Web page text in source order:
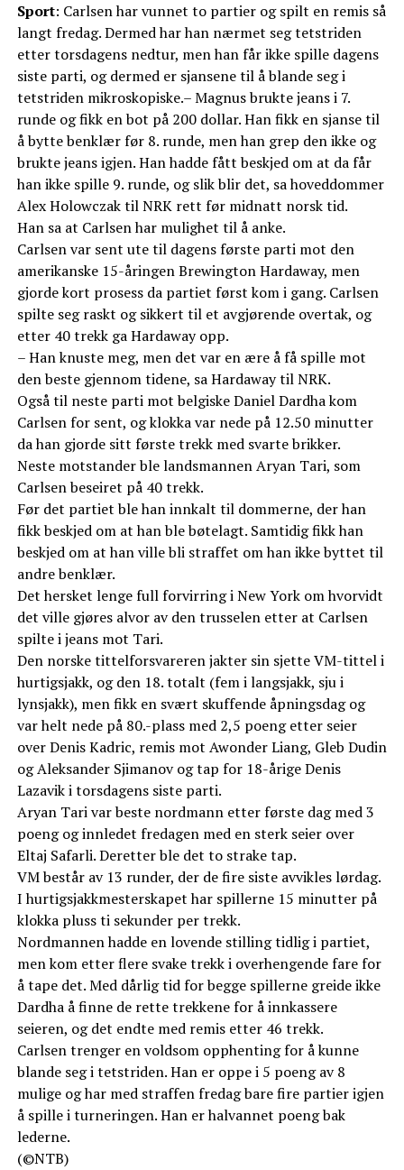
Sport: Carlsen har vunnet to partier og spilt en remis så
langt fredag. Dermed har han nærmet seg tetstriden
etter torsdagens nedtur, men han får ikke spille dagens
siste parti, og dermed er sjansene til å blande seg i
tetstriden mikroskopiske.– Magnus brukte jeans i 7.
runde og fikk en bot på 200 dollar. Han fikk en sjanse til
å bytte benklær før 8. runde, men han grep den ikke og
brukte jeans igjen. Han hadde fått beskjed om at da får
han ikke spille 9. runde, og slik blir det, sa hoveddommer
Alex Holowczak til NRK rett før midnatt norsk tid.
Han sa at Carlsen har mulighet til å anke.
Carlsen var sent ute til dagens første parti mot den
amerikanske 15-åringen Brewington Hardaway, men
gjorde kort prosess da partiet først kom i gang. Carlsen
spilte seg raskt og sikkert til et avgjørende overtak, og
etter 40 trekk ga Hardaway opp.
– Han knuste meg, men det var en ære å få spille mot
den beste gjennom tidene, sa Hardaway til NRK.
Også til neste parti mot belgiske Daniel Dardha kom
Carlsen for sent, og klokka var nede på 12.50 minutter
da han gjorde sitt første trekk med svarte brikker.
Neste motstander ble landsmannen Aryan Tari, som
Carlsen beseiret på 40 trekk.
Før det partiet ble han innkalt til dommerne, der han
fikk beskjed om at han ble bøtelagt. Samtidig fikk han
beskjed om at han ville bli straffet om han ikke byttet til
andre benklær.
Det hersket lenge full forvirring i New York om hvorvidt
det ville gjøres alvor av den trusselen etter at Carlsen
spilte i jeans mot Tari.
Den norske tittelforsvareren jakter sin sjette VM-tittel i
hurtigsjakk, og den 18. totalt (fem i langsjakk, sju i
lynsjakk), men fikk en svært skuffende åpningsdag og
var helt nede på 80.-plass med 2,5 poeng etter seier
over Denis Kadric, remis mot Awonder Liang, Gleb Dudin
og Aleksander Sjimanov og tap for 18-årige Denis
Lazavik i torsdagens siste parti.
Aryan Tari var beste nordmann etter første dag med 3
poeng og innledet fredagen med en sterk seier over
Eltaj Safarli. Deretter ble det to strake tap.
VM består av 13 runder, der de fire siste avvikles lørdag.
I hurtigsjakkmesterskapet har spillerne 15 minutter på
klokka pluss ti sekunder per trekk.
Nordmannen hadde en lovende stilling tidlig i partiet,
men kom etter flere svake trekk i overhengende fare for
å tape det. Med dårlig tid for begge spillerne greide ikke
Dardha å finne de rette trekkene for å innkassere
seieren, og det endte med remis etter 46 trekk.
Carlsen trenger en voldsom opphenting for å kunne
blande seg i tetstriden. Han er oppe i 5 poeng av 8
mulige og har med straffen fredag bare fire partier igjen
å spille i turneringen. Han er halvannet poeng bak
lederne.
(©NTB)